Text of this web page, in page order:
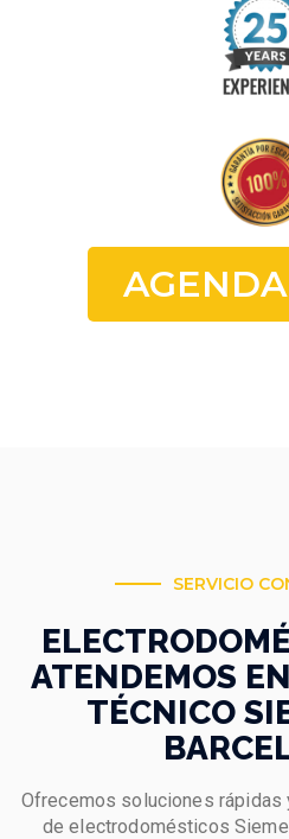
SERVICIO
ATENDEMOS
TÉCNICO
Ofrecemos soluciones
de electrodomésticos